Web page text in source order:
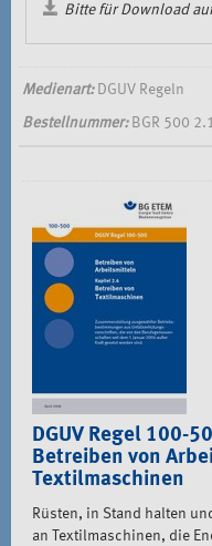
Bitte für Download
Medienart:DGUV Regeln
Bestellnummer:BGR 500
DGUV Regel 100-
Betreiben von
Textilmaschinen
Rüsten, in Stand halten
an Textilmaschinen, die